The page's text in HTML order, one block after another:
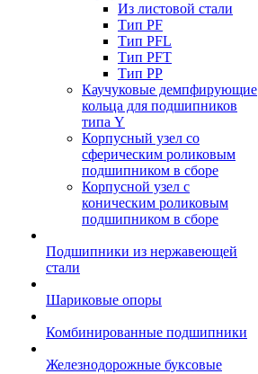
Из листовой стали
Тип PF
Тип PFL
Тип PFT
Тип PP
Каучуковые демпфирующие
кольца для подшипников
типа Y
Корпусный узел со
сферическим роликовым
подшипником в сборе
Корпусной узел с
коническим роликовым
подшипником в сборе
Подшипники из нержавеющей
стали
Шариковые опоры
Комбинированные подшипники
Железнодорожные буксовые